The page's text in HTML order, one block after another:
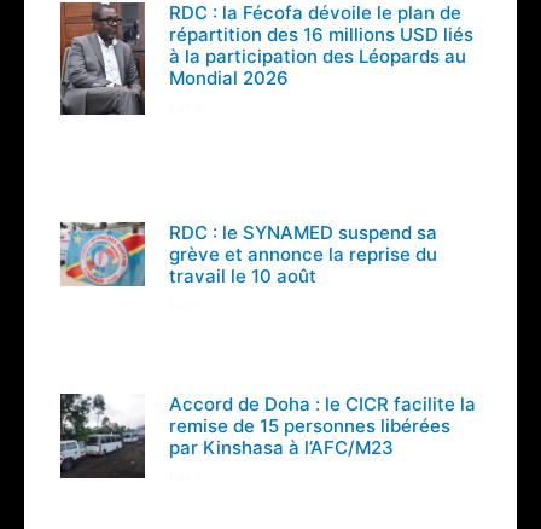
RDC : la Fécofa dévoile le plan de
répartition des 16 millions USD liés
à la participation des Léopards au
Mondial 2026
RDC : le SYNAMED suspend sa
grève et annonce la reprise du
travail le 10 août
Accord de Doha : le CICR facilite la
remise de 15 personnes libérées
par Kinshasa à l’AFC/M23